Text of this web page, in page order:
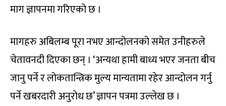
माग ज्ञापनमा गरिएको छ ।
मागहरु अबिलम्ब पूरा नभए आन्दोलनको समेत उनीहरुले
चेतावनदी दिएका छन् । ‘अन्यथा हामी बाध्य भएर जनता बीच
जानु पर्ने र लोकतान्त्रिक मुल्य मान्यतामा रहेर आन्दोलन गर्नु
पर्ने खबरदारी अनुरोध छ’ ज्ञापन पत्रमा उल्लेख छ ।